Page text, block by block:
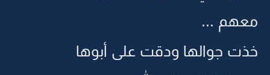
معهم ...
خذت جوالها ودقت على أبوها